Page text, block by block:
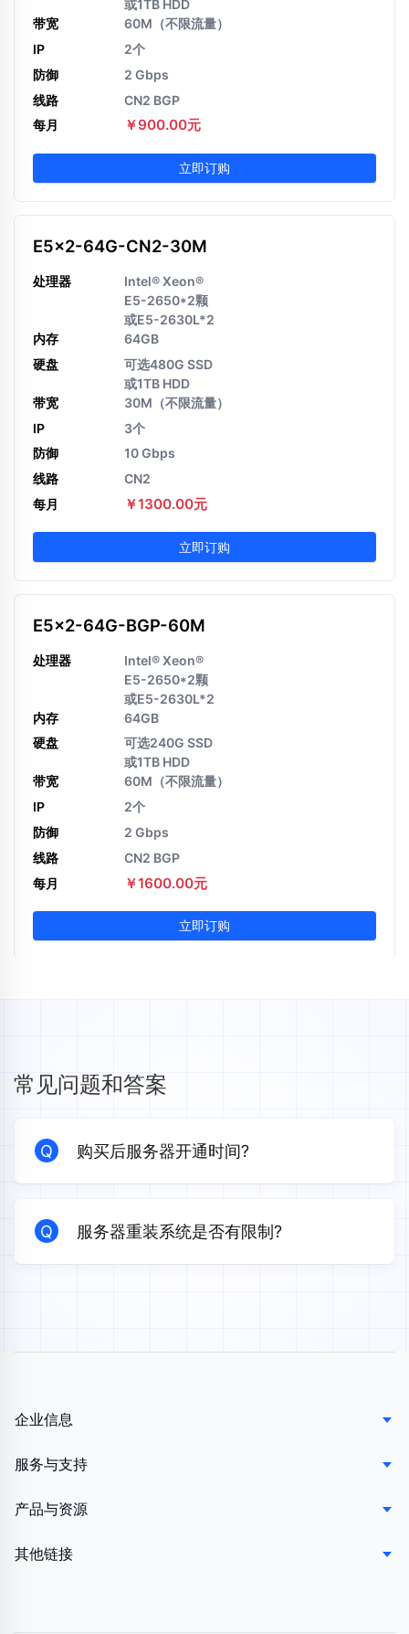
或1TB HDD
带宽
60M（不限流量）
IP
2个
防御
2 Gbps
线路
CN2 BGP
每月
￥900.00元
立即订购
E5x2-64G-CN2-30M
处理器
Intel® Xeon®
E5-2650*2颗
或E5-2630L*2
内存
64GB
硬盘
可选480G SSD
或1TB HDD
带宽
30M（不限流量）
IP
3个
防御
10 Gbps
线路
CN2
每月
￥1300.00元
立即订购
E5x2-64G-BGP-60M
处理器
Intel® Xeon®
E5-2650*2颗
或E5-2630L*2
内存
64GB
硬盘
可选240G SSD
或1TB HDD
带宽
60M（不限流量）
IP
2个
防御
2 Gbps
线路
CN2 BGP
每月
￥1600.00元
立即订购
常见问题和答案
Q 购买后服务器开通时间?
Q 服务器重装系统是否有限制?
企业信息
服务与支持
产品与资源
其他链接